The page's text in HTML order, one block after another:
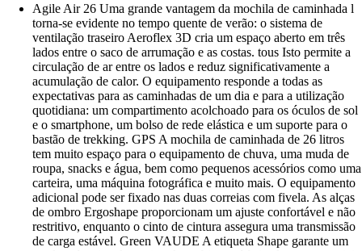
Agile Air 26 Uma grande vantagem da mochila de caminhada l
torna-se evidente no tempo quente de verão: o sistema de
ventilação traseiro Aeroflex 3D cria um espaço aberto em três
lados entre o saco de arrumação e as costas. tous Isto permite a
circulação de ar entre os lados e reduz significativamente a
acumulação de calor. O equipamento responde a todas as
expectativas para as caminhadas de um dia e para a utilização
quotidiana: um compartimento acolchoado para os óculos de sol
e o smartphone, um bolso de rede elástica e um suporte para o
bastão de trekking. GPS A mochila de caminhada de 26 litros
tem muito espaço para o equipamento de chuva, uma muda de
roupa, snacks e água, bem como pequenos acessórios como uma
carteira, uma máquina fotográfica e muito mais. O equipamento
adicional pode ser fixado nas duas correias com fivela. As alças
de ombro Ergoshape proporcionam um ajuste confortável e não
restritivo, enquanto o cinto de cintura assegura uma transmissão
de carga estável. Green VAUDE A etiqueta Shape garante um